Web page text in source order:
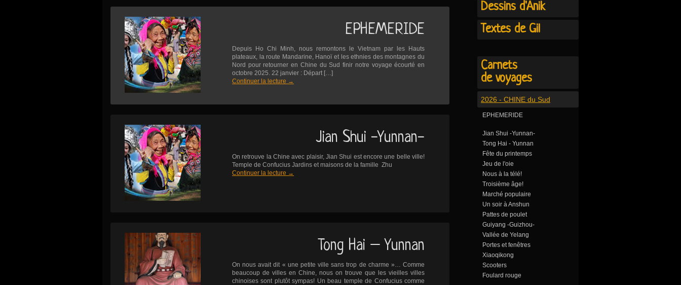
EPHEMERIDE
Depuis Ho Chi Minh, nous remontons le Vietnam par les Hauts
plateaux, la route Mandarine, Hanoï et les ethnies des montagnes du
Nord pour retourner en Chine du Sud finir notre voyage écourté en
octobre 2025. 22 janvier : Départ […]
Continuer la lecture →
Jian Shui -Yunnan-
On retrouve la Chine avec plaisir, Jian Shui est encore une belle ville!
Temple de Confucius Jardins et maisons de la famille Zhu
Continuer la lecture →
Tong Hai – Yunnan
On nous avait dit « une petite ville sans trop de charme »… Comme
beaucoup de villes en Chine, nous on trouve que les vieilles villes
chinoises sont plutôt sympas! Un beau temple de Confucius comme
Dessins d'Anik
Textes de Gil
Carnets
de voyages
2026 - CHINE du Sud
EPHEMERIDE
Jian Shui -Yunnan-
Tong Hai - Yunnan
Fête du printemps
Jeu de l'oie
Nous à la télé!
Troisième âge!
Marché populaire
Un soir à Anshun
Pattes de poulet
Guiyang -Guizhou-
Vallée de Yelang
Portes et fenêtres
Xiaoqikong
Scooters
Foulard rouge